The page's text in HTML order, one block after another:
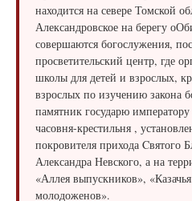
находится на севере Томской
Александровское на берегу
совершаются богослужения,
просветительский центр, где
школы для детей и взрослых,
взрослых по изучению закона
памятник государю
часовня-крестильня ,
покровителя прихода Cвятого
Александра Невского, а на
«Аллея выпускников»,
молодоженов».